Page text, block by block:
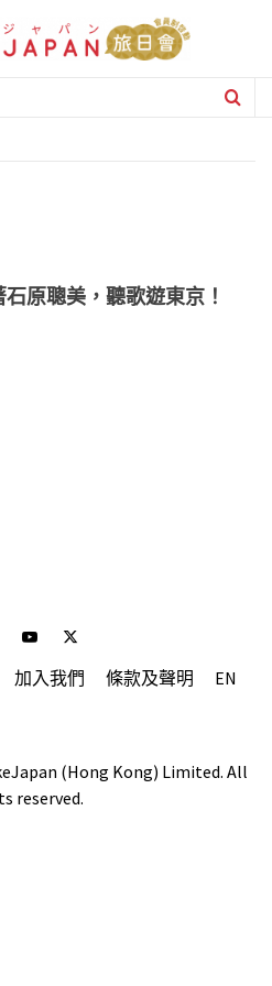
原聰美，聽歌遊東京！
YoutubeTwitter
加入我們 條款及聲明 EN
(Hong Kong) Limited. All
reserved.